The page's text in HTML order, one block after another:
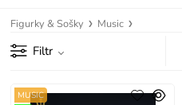
Figurky & Sošky Music
Filtr
MUSIC